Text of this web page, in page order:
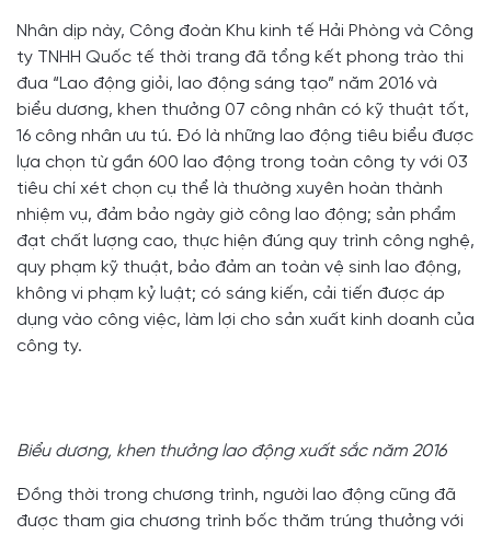
Nhân dịp này, Công đoàn Khu kinh tế Hải Phòng và Công
ty TNHH Quốc tế thời trang đã tổng kết phong trào thi
đua “Lao động giỏi, lao động sáng tạo” năm 2016 và
biểu dương, khen thưởng 07 công nhân có kỹ thuật tốt,
16 công nhân ưu tú. Đó là những lao động tiêu biểu được
lựa chọn từ gần 600 lao động trong toàn công ty với 03
tiêu chí xét chọn cụ thể là thường xuyên hoàn thành
nhiệm vụ, đảm bảo ngày giờ công lao động; sản phẩm
đạt chất lượng cao, thực hiện đúng quy trình công nghệ,
quy phạm kỹ thuật, bảo đảm an toàn vệ sinh lao động,
không vi phạm kỷ luật; có sáng kiến, cải tiến được áp
dụng vào công việc, làm lợi cho sản xuất kinh doanh của
công ty.
Biểu dương, khen thưởng lao động xuất sắc năm 2016
Đồng thời trong chương trình, người lao động cũng đã
được tham gia chương trình bốc thăm trúng thưởng với